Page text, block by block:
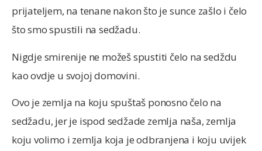
prijateljem, na tenane nakon što je sunce zašlo i čelo
što smo spustili na sedžadu.
Nigdje smirenije ne možeš spustiti čelo na sedždu
kao ovdje u svojoj domovini.
Ovo je zemlja na koju spuštaš ponosno čelo na
sedžadu, jer je ispod sedžade zemlja naša, zemlja
koju volimo i zemlja koja je odbranjena i koju uvijek